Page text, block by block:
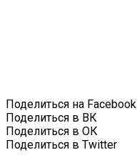
Поделиться на Facebook
Поделиться в ВК
Поделиться в ОК
Поделиться в Twitter